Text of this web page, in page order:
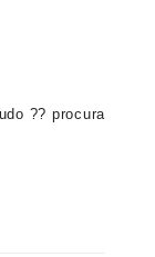
?? procura